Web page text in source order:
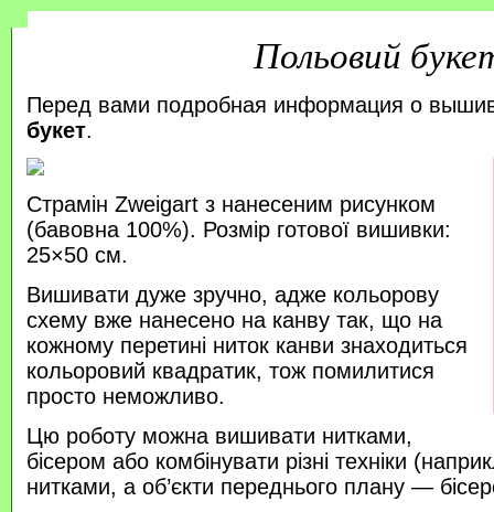
Польовий
Перед вами подробная информация о
букет.
Страмін Zweigart з нанесеним рисунком
(бавовна 100%). Розмір готової вишивки:
25×50 см.
Вишивати дуже зручно, адже кольорову
схему вже нанесено на канву так, що на
кожному перетині ниток канви знаходиться
кольоровий квадратик, тож помилитися
просто неможливо.
Цю роботу можна вишивати нитками,
бісером або комбінувати різні техніки
нитками, а об’єкти переднього плану —